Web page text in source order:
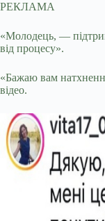
РЕКЛАМА
«Молодець, —
від процесу».
«Бажаю вам
відео.